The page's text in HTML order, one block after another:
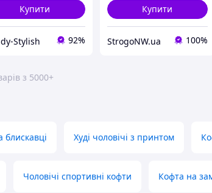
Купити
Stylish 92%
Купити
StrogoNW.ua 100%
з 5000+
блискавці Худі чоловічі з принтом
Чоловічі спортивні кофти Кофта на